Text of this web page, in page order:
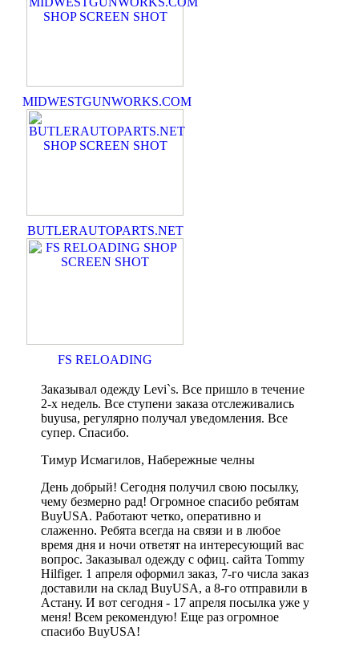
MIDWESTGUNWORKS.COM
BUTLERAUTOPARTS.NET
FS RELOADING
Заказывал одежду Levi`s. Все пришло в течение
2-х недель. Все ступени заказа отслеживались
buyusa, регулярно получал уведомления. Все
супер. Спасибо.
Тимур Исмагилов, Набережные челны
День добрый! Сегодня получил свою посылку,
чему безмерно рад! Огромное спасибо ребятам
BuyUSA. Работают четко, оперативно и
слаженно. Ребята всегда на связи и в любое
время дня и ночи ответят на интересующий вас
вопрос. Заказывал одежду с офиц. сайта Tommy
Hilfiger. 1 апреля оформил заказ, 7-го числа заказ
доставили на склад BuyUSA, а 8-го отправили в
Астану. И вот сегодня - 17 апреля посылка уже у
меня! Всем рекомендую! Еще раз огромное
спасибо BuyUSA!